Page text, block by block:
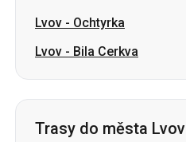
Lvov - Ochtyrka
Lvov - Bila Cerkva
Trasy do města Lvov